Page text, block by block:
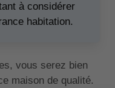
à considérer
habitation.
vous serez bien
maison de qualité.